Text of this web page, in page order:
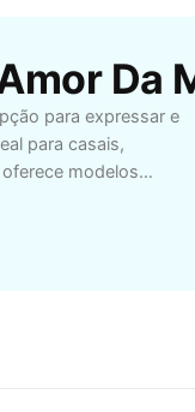
para expressar e
para casais,
modelos
criar lembranças
recursos
em memórias
convites, cartões